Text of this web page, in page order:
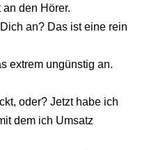
an den Hörer.
an? Das ist eine rein
extrem ungünstig an.
oder? Jetzt habe ich
dem ich Umsatz